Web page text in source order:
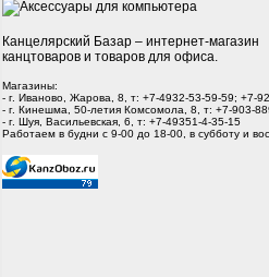
Канцелярский Базар – интернет-магазин
канцтоваров и товаров для офиса.
Магазины:
- г. Иваново, Жарова, 8, т: +7-4932-53-59-59; +7-
- г. Кинешма, 50-летия Комсомола, 8, т: +7-903-
- г. Шуя, Васильевская, 6, т: +7-49351-4-35-15
Работаем в будни с 9-00 до 18-00, в субботу и